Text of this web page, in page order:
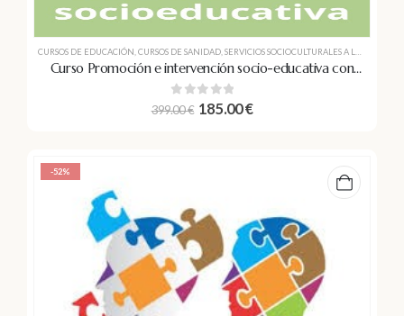
CURSOS DE EDUCACIÓN CURSOS DE SANIDAD SERVICIOS SOCIOCULTURALES A LA COMUNIDAD
Curso Promoción e intervención socio-educativa con
personas con discapacidad
0out of 5
399.00€ 185.00€
-52%